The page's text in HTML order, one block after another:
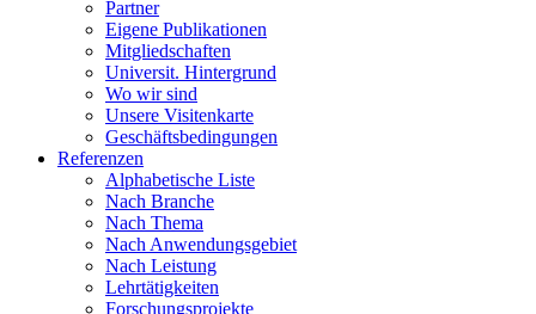
Partner
Eigene Publikationen
Mitgliedschaften
Universit. Hintergrund
Wo wir sind
Unsere Visitenkarte
Geschäftsbedingungen
Referenzen
Alphabetische Liste
Nach Branche
Nach Thema
Nach Anwendungsgebiet
Nach Leistung
Lehrtätigkeiten
Forschungsprojekte